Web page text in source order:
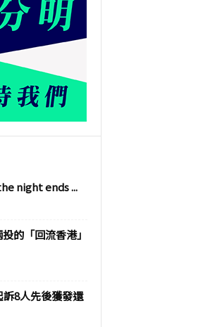
night ends ...
的「回流香港」
8人先後獲發還